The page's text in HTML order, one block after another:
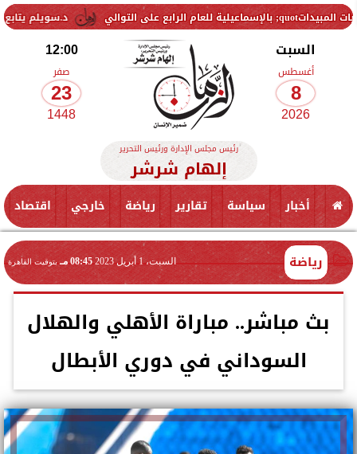
د.سويلم يتابع
السبت
أغسطس
8
2026
12:00
صفر
23
1448
رئيس مجلس الإدارة ورئيس التحرير
إلهام شرشر
أخبار سياسة تقارير رياضة خارجي اقتصاد
رياضة السبت، 1 أبريل 2023 08:45 مـ بتوقيت القاهرة
بث مباشر.. مباراة الأهلي والهلال
السوداني في دوري الأبطال